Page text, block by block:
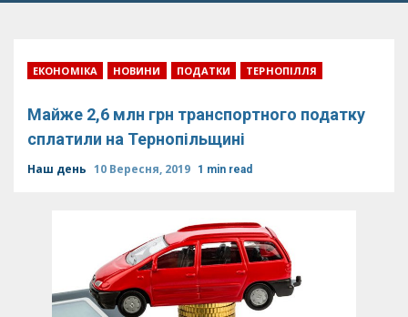
ЕКОНОМІКА НОВИНИ ПОДАТКИ ТЕРНОПІЛЛЯ
Майже 2,6 млн грн транспортного податку
сплатили на Тернопільщині
Наш день 10 Вересня, 2019 1 min read